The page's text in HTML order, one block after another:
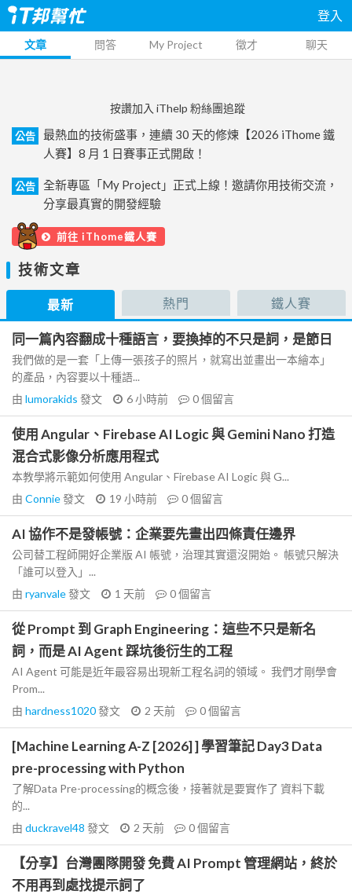
登入
文章 問答 My Project 徵才 聊天
按讚加入 iThelp 粉絲團追蹤
公告
最熱血的技術盛事，連續 30 天的修煉【2026 iThome 鐵
人賽】8 月 1 日賽事正式開啟！
公告
全新專區「My Project」正式上線！邀請你用技術交流，
分享最真實的開發經驗
前往 iThome鐵人賽
技術文章
最新 熱門 鐵人賽
同一篇內容翻成十種語言，要換掉的不只是詞，是節日
我們做的是一套「上傳一張孩子的照片，就寫出並畫出一本繪本」
的產品，內容要以十種語...
由 lumorakids 發文 6 小時前 0個留言
使用 Angular、Firebase AI Logic 與 Gemini Nano 打造
混合式影像分析應用程式
本教學將示範如何使用 Angular、Firebase AI Logic 與 G...
由 Connie發文 19 小時前 0個留言
AI 協作不是發帳號：企業要先畫出四條責任邊界
公司替工程師開好企業版 AI 帳號，治理其實還沒開始。 帳號只解決
「誰可以登入」...
由 ryanvale發文 1 天前 0個留言
從 Prompt 到 Graph Engineering：這些不只是新名
詞，而是 AI Agent 踩坑後衍生的工程
AI Agent 可能是近年最容易出現新工程名詞的領域。 我們才剛學會
Prom...
由 hardness1020發文 2 天前 0個留言
[Machine Learning A-Z [2026] ] 學習筆記 Day3 Data
pre-processing with Python
了解Data Pre-processing的概念後，接著就是要實作了 資料下載
的...
由 duckravel48 發文 2 天前 0個留言
【分享】台灣團隊開發 免費 AI Prompt 管理網站，終於
不用再到處找提示詞了